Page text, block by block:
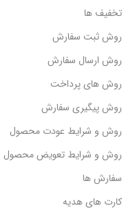
تخفیف ها
روش ثبت سفارش
روش ارسال سفارش
روش های پرداخت
روش پیگیری سفارش
روش و شرایط عودت محصول
روش و شرایط تعویض محصول
سفارش ها
کارت های هدیه